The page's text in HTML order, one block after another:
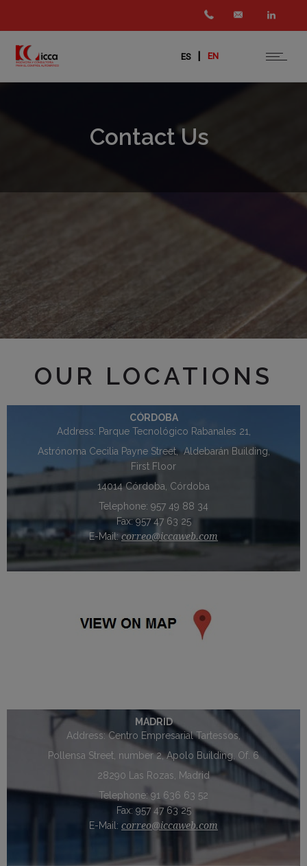
ES | EN
Contact Us
OUR LOCATIONS
CÓRDOBA
Address: Parque Tecnológico Rabanales 21,
Astrónoma Cecilia Payne Street, Aldebarán Building,
First Floor
14014 Córdoba, Córdoba
Telephone: 957 49 88 34
Fax: 957 47 63 25
E-Mail: correo@iccaweb.com
MADRID
Address: Centro Empresarial Tartessos,
Pollensa Street, number 2, Apolo Building, Of. 6
28290 Las Rozas, Madrid
Telephone: 91 636 63 52
Fax: 957 47 63 25
E-Mail: correo@iccaweb.com